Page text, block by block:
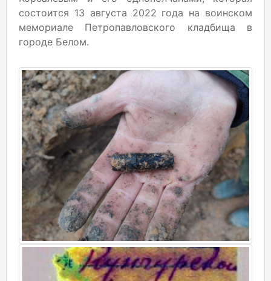
состоится 13 августа 2022 года на воинском
мемориале Петропавловского кладбища в
городе Белом.